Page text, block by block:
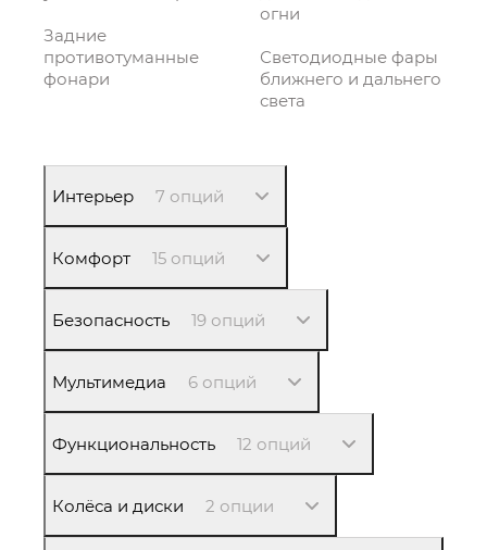
Задние
противотуманные
фонари
огни
Светодиодные фары
ближнего и дальнего
света
Интерьер 7 опций
Комфорт 15 опций
Безопасность 19 опций
Мультимедиа 6 опций
Функциональность 12 опций
Колёса и диски 2 опции